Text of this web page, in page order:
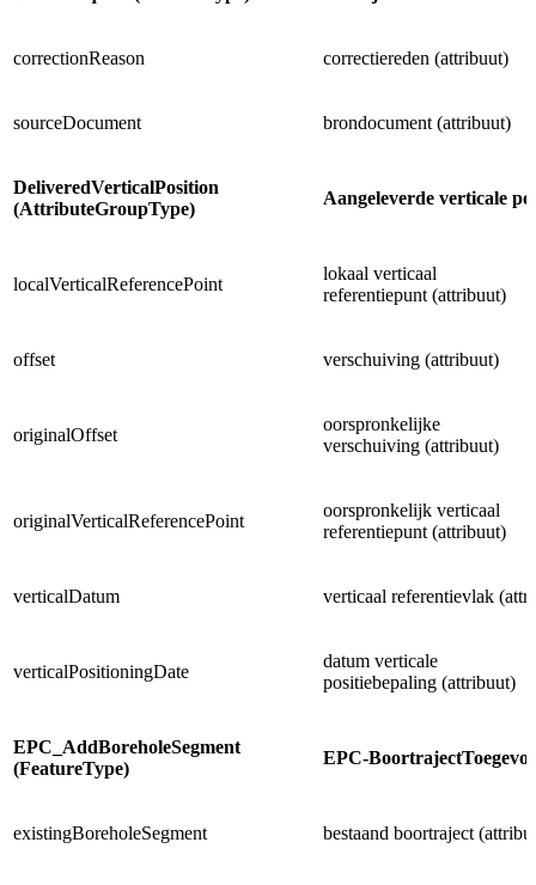
correctionReason correctiereden (attribuut)
sourceDocument brondocument (attribuut)
DeliveredVerticalPosition
(AttributeGroupType)
Aangeleverde verticale
localVerticalReferencePoint
lokaal verticaal
referentiepunt (attribuut)
offset verschuiving (attribuut)
originalOffset
oorspronkelijke
verschuiving (attribuut)
originalVerticalReferencePoint
oorspronkelijk verticaal
referentiepunt (attribuut)
verticalDatum verticaal referentievlak
verticalPositioningDate
datum verticale
positiebepaling (attribuut)
EPC_AddBoreholeSegment
(FeatureType)
EPC-
existingBoreholeSegment bestaand boortraject